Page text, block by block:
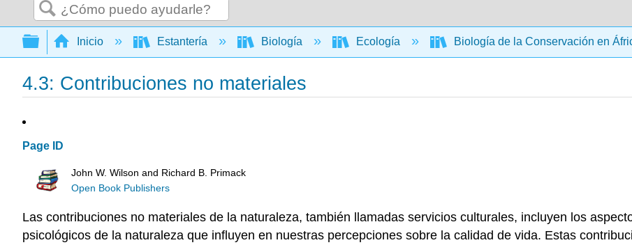
Buscar
Expandir/contraer jerarquía global
Inicio Estantería Biología Ecología Biología de la Conservación en
4.3: Contribuciones no materiales
Page ID
John W. Wilson and Richard B. Primack
Open Book Publishers
Las contribuciones no materiales de la naturaleza, también llamadas servicios culturales, incluyen los
psicológicos de la naturaleza que influyen en nuestras percepciones sobre la calidad de vida. Estas